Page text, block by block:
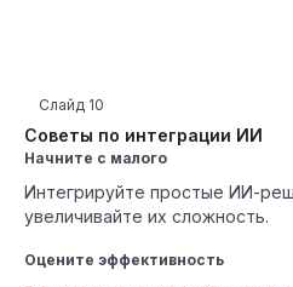
Советы по интеграции ИИ
Слайд 10
Начните с малого
Интегрируйте простые ИИ-
увеличивайте их сложность.
Оцените эффективность